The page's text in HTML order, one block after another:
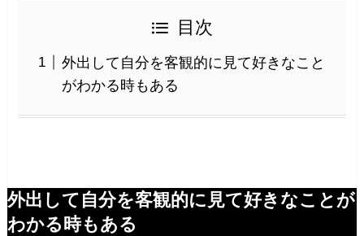
目次
外出して自分を客観的に見て好きなこと
がわかる時もある
外出して自分を客観的に見て好きなことが
わかる時もある